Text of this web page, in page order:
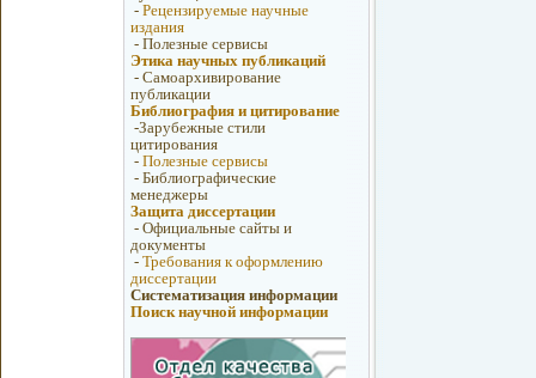
- Рецензируемые научные
издания
- Полезные сервисы
Этика научных публикаций
- Самоархивирование
публикации
Библиография и цитирование
-Зарубежные стили
цитирования
- Полезные сервисы
- Библиографические
менеджеры
Защита диссертации
- Официальные сайты и
документы
- Требования к оформлению
диссертации
Систематизация информации
Поиск научной информации